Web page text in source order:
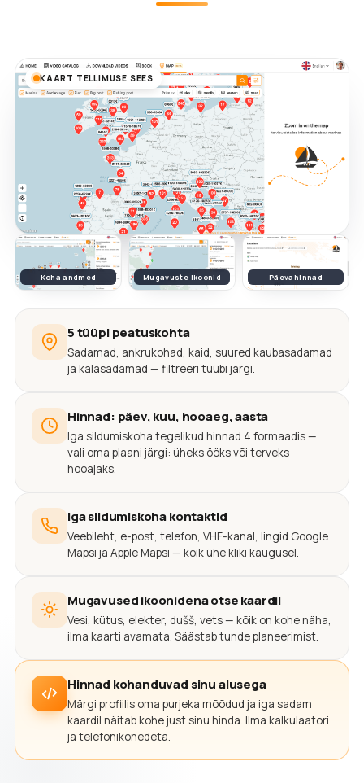
KAART TELLIMUSE SEES
Koha andmed Mugavuste ikoonid Päevahinnad
5 tüüpi peatuskohta
Sadamad, ankrukohad, kaid, suured kaubasadamad
ja kalasadamad — filtreeri tüübi järgi.
Hinnad: päev, kuu, hooaeg, aasta
Iga sildumiskoha tegelikud hinnad 4 formaadis —
vali oma plaani järgi: üheks ööks või terveks
hooajaks.
Iga sildumiskoha kontaktid
Veebileht, e-post, telefon, VHF-kanal, lingid Google
Mapsi ja Apple Mapsi — kõik ühe kliki kaugusel.
Mugavused ikoonidena otse kaardil
Vesi, kütus, elekter, dušš, vets — kõik on kohe näha,
ilma kaarti avamata. Säästab tunde planeerimist.
Hinnad kohanduvad sinu alusega
Märgi profiilis oma purjeka mõõdud ja iga sadam
kaardil näitab kohe just sinu hinda. Ilma kalkulaatori
ja telefonikõnedeta.